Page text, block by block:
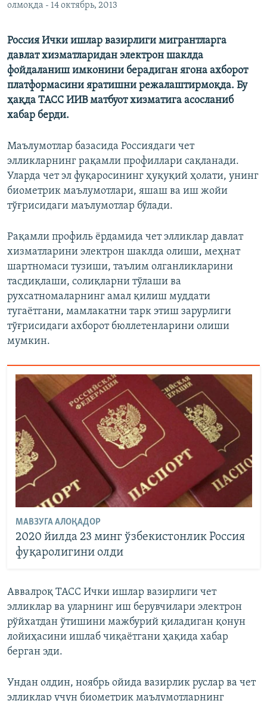
олмоқда - 14 октябрь, 2013
Россия Ички ишлар вазирлиги мигрантларга
давлат хизматларидан электрон шаклда
фойдаланиш имконини берадиган ягона ахборот
платформасини яратишни режалаштирмоқда. Бу
ҳақда ТАСС ИИВ матбуот хизматига асосланиб
хабар берди.
Маълумотлар базасида Россиядаги чет
элликларнинг рақамли профиллари сақланади.
Уларда чет эл фуқаросининг ҳуқуқий ҳолати, унинг
биометрик маълумотлари, яшаш ва иш жойи
тўғрисидаги маълумотлар бўлади.
Рақамли профиль ёрдамида чет элликлар давлат
хизматларини электрон шаклда олиши, меҳнат
шартномаси тузиши, таълим олганликларини
тасдиқлаши, солиқларни тўлаши ва
рухсатномаларнинг амал қилиш муддати
тугаётгани, мамлакатни тарк этиш зарурлиги
тўғрисидаги ахборот бюллетенларини олиши
мумкин.
МАВЗУГА АЛОҚАДОР
2020 йилда 23 минг ўзбекистонлик Россия
фуқаролигини олди
Аввалроқ ТАСС Ички ишлар вазирлиги чет
элликлар ва уларнинг иш берувчилари электрон
рўйхатдан ўтишини мажбурий қиладиган қонун
лойиҳасини ишлаб чиқаётгани ҳақида хабар
берган эди.
Ундан олдин, ноябрь ойида вазирлик руслар ва чет
элликлар учун биометрик маълумотларнинг